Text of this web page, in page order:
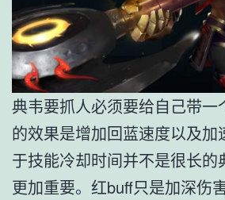
典韦要抓人必须要给自己带一
的效果是增加回蓝速度以及加
于技能冷却时间并不是很长的
更加重要。红buff只是加深伤